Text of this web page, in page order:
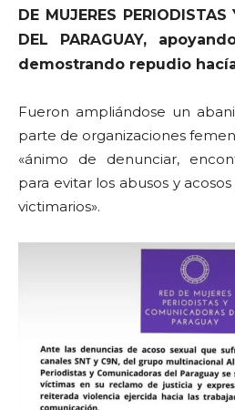
DE MUJERES
DEL PARAGUAY,
demostrando repudio
Fueron ampliándose un
parte de organizaciones
«ánimo de denunciar,
para evitar los abusos y
victimarios».